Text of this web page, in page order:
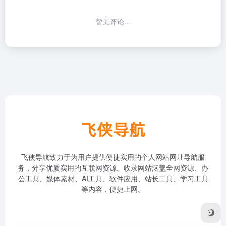
暂无评论...
飞侠导航致力于为用户提供便捷实用的个人网站网址导航服
务，分享优质实用的互联网资源。收录网站涵盖全网资源、办
公工具、媒体素材、AI工具、软件应用、站长工具、学习工具
等内容，便捷上网。